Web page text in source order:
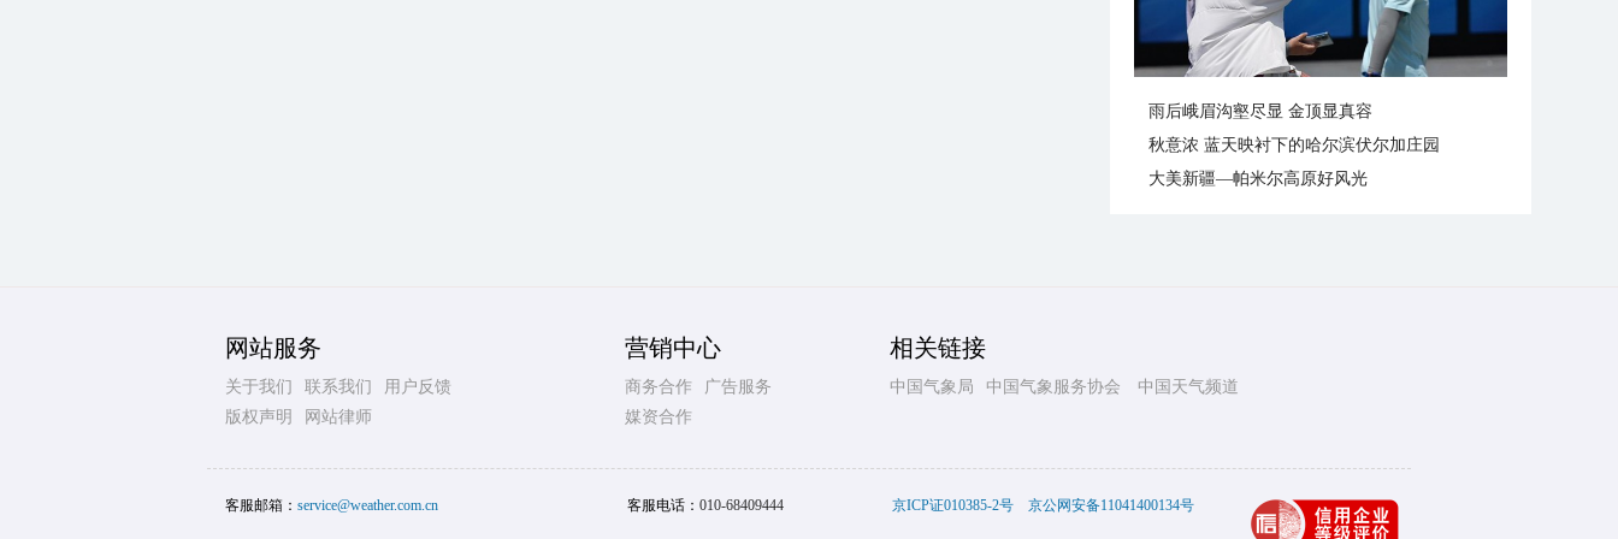
雨后峨眉沟壑尽显 金顶显真容
秋意浓 蓝天映衬下的哈尔滨伏尔加庄园
大美新疆—帕米尔高原好风光
网站服务
关于我们 联系我们
用户反馈
版权声明
网站律师
营销中心
商务合作
广告服务
媒资合作
相关链接
中国气象局 中国气象服务协会 中国天气频道
客服邮箱： service@weather.com.cn 客服电话： 010-68409444 京ICP证010385-2号 京公网安备11041400134号